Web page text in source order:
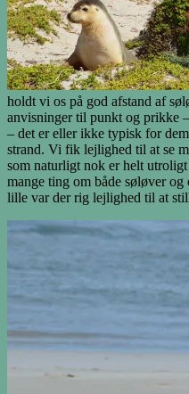
holdt vi os på god afstand af
anvisninger til punkt og prikke
– det er eller ikke typisk for
strand. Vi fik lejlighed til at se
som naturligt nok er helt
mange ting om både søløver
lille var der rig lejlighed til at